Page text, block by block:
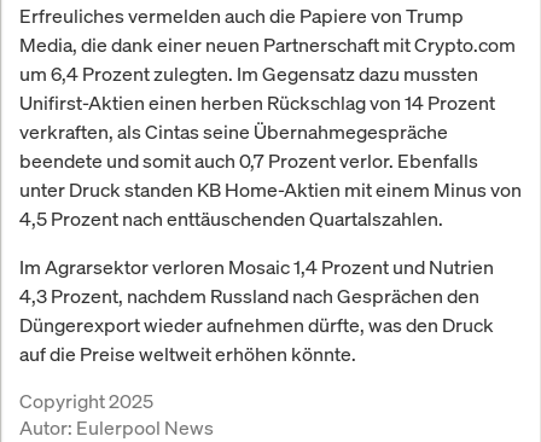
Erfreuliches vermelden auch die Papiere von Trump
Media, die dank einer neuen Partnerschaft mit Crypto.com
um 6,4 Prozent zulegten. Im Gegensatz dazu mussten
Unifirst-Aktien einen herben Rückschlag von 14 Prozent
verkraften, als Cintas seine Übernahmegespräche
beendete und somit auch 0,7 Prozent verlor. Ebenfalls
unter Druck standen KB Home-Aktien mit einem Minus von
4,5 Prozent nach enttäuschenden Quartalszahlen.
Im Agrarsektor verloren Mosaic 1,4 Prozent und Nutrien
4,3 Prozent, nachdem Russland nach Gesprächen den
Düngerexport wieder aufnehmen dürfte, was den Druck
auf die Preise weltweit erhöhen könnte.
Copyright 2025
Autor: Eulerpool News